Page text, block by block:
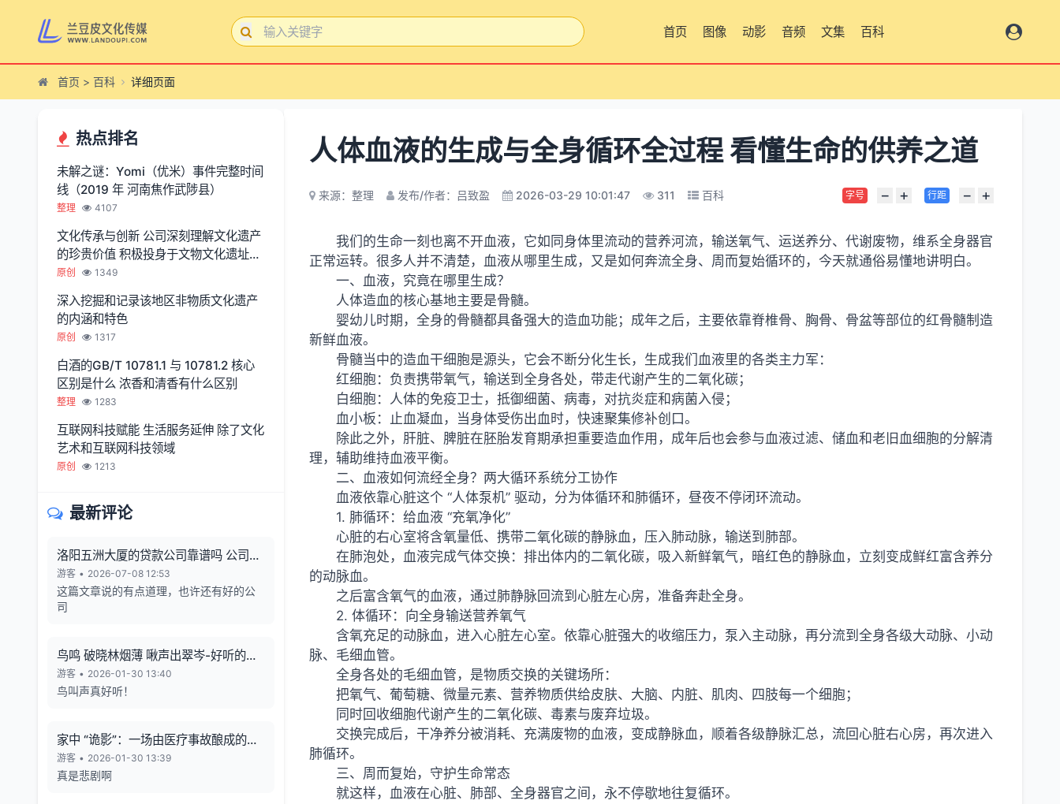
首页 图像 动影 音频 文集 百科
首页 > 百科 详细页面
热点排名
未解之谜：Yomi（优米）事件完整时间
线（2019 年 河南焦作武陟县）
整理 4107
文化传承与创新 公司深刻理解文化遗产
的珍贵价值 积极投身于文物文化遗址保
护服务
原创 1349
深入挖掘和记录该地区非物质文化遗产
的内涵和特色
原创 1317
白酒的GB/T 10781.1 与 10781.2 核心
区别是什么 浓香和清香有什么区别
整理 1283
互联网科技赋能 生活服务延伸 除了文化
艺术和互联网科技领域
原创 1213
最新评论
洛阳五洲大厦的贷款公司靠谱吗 公司利
润从哪来 有无风险
游客 • 2026-07-08 12:53
这篇文章说的有点道理，也许还有好的公
司
鸟鸣 破晓林烟薄 啾声出翠岑-好听的鸟
鸣声
游客 • 2026-01-30 13:40
鸟叫声真好听！
家中 “诡影”：一场由医疗事故酿成的悲
剧
游客 • 2026-01-30 13:39
真是悲剧啊
人体血液的生成与全身循环全过程 看懂生命的供养之道
来源：整理 发布/作者：吕致盈 2026-03-29 10:01:47 311 百科 字号 − + 行距 − +
我们的生命一刻也离不开血液，它如同身体里流动的营养河流，输送氧气、运送养分、代谢废物，维系全身器官
正常运转。很多人并不清楚，血液从哪里生成，又是如何奔流全身、周而复始循环的，今天就通俗易懂地讲明白。
一、血液，究竟在哪里生成？
人体造血的核心基地主要是骨髓。
婴幼儿时期，全身的骨髓都具备强大的造血功能；成年之后，主要依靠脊椎骨、胸骨、骨盆等部位的红骨髓制造
新鲜血液。
骨髓当中的造血干细胞是源头，它会不断分化生长，生成我们血液里的各类主力军：
红细胞：负责携带氧气，输送到全身各处，带走代谢产生的二氧化碳；
白细胞：人体的免疫卫士，抵御细菌、病毒，对抗炎症和病菌入侵；
血小板：止血凝血，当身体受伤出血时，快速聚集修补创口。
除此之外，肝脏、脾脏在胚胎发育期承担重要造血作用，成年后也会参与血液过滤、储血和老旧血细胞的分解清
理，辅助维持血液平衡。
二、血液如何流经全身？两大循环系统分工协作
血液依靠心脏这个 “人体泵机” 驱动，分为体循环和肺循环，昼夜不停闭环流动。
1. 肺循环：给血液 “充氧净化”
心脏的右心室将含氧量低、携带二氧化碳的静脉血，压入肺动脉，输送到肺部。
在肺泡处，血液完成气体交换：排出体内的二氧化碳，吸入新鲜氧气，暗红色的静脉血，立刻变成鲜红富含养分
的动脉血。
之后富含氧气的血液，通过肺静脉回流到心脏左心房，准备奔赴全身。
2. 体循环：向全身输送营养氧气
含氧充足的动脉血，进入心脏左心室。依靠心脏强大的收缩压力，泵入主动脉，再分流到全身各级大动脉、小动
脉、毛细血管。
全身各处的毛细血管，是物质交换的关键场所：
把氧气、葡萄糖、微量元素、营养物质供给皮肤、大脑、内脏、肌肉、四肢每一个细胞；
同时回收细胞代谢产生的二氧化碳、毒素与废弃垃圾。
交换完成后，干净养分被消耗、充满废物的血液，变成静脉血，顺着各级静脉汇总，流回心脏右心房，再次进入
肺循环。
三、周而复始，守护生命常态
就这样，血液在心脏、肺部、全身器官之间，永不停歇地往复循环。